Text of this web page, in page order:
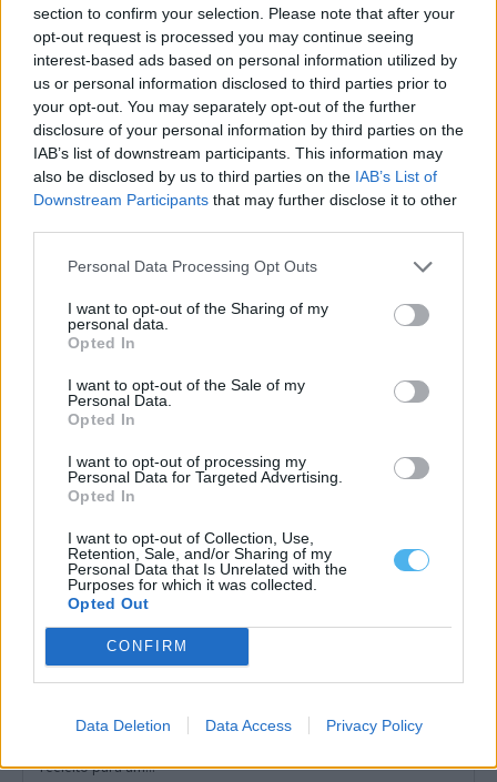
section to confirm your selection. Please note that after your
opt-out request is processed you may continue seeing
interest-based ads based on personal information utilized by
us or personal information disclosed to third parties prior to
your opt-out. You may separately opt-out of the further
disclosure of your personal information by third parties on the
IAB’s list of downstream participants. This information may
also be disclosed by us to third parties on the IAB’s List of
Downstream Participants that may further disclose it to other
Personal Data Processing Opt Outs
I want to opt-out of the Sharing of my
personal data.
Opted In
I want to opt-out of the Sale of my
Personal Data.
Opted In
I want to opt-out of processing my
Personal Data for Targeted Advertising.
Opted In
I want to opt-out of Collection, Use,
Retention, Sale, and/or Sharing of my
Personal Data that Is Unrelated with the
Purposes for which it was collected.
Opted Out
CONFIRM
Data Deletion Data Access Privacy Policy
Deputado António Carneiro é o novo presidente da Distrital de
Beja do Chega
O deputado António Carneiro foi eleito presidente da Comissão
6 Julho, 2026 - 07:00
dos votos
reeleito para um...